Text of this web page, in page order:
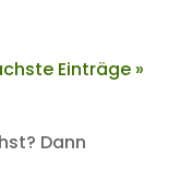
Einträge »
Dann